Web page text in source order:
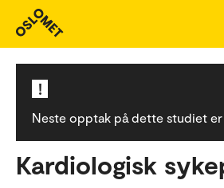
Studieoversikt
!
Neste opptak på dette studiet er
Kardiologisk